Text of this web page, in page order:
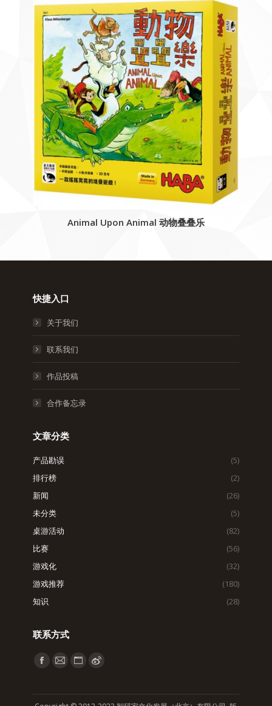
Animal Upon Animal 动物叠叠乐
快捷入口
关于我们
联系我们
作品投稿
合作备忘录
文章分类
产品勘误
(5)
排行榜
(2)
新闻
(26)
未分类
(5)
桌游活动
(82)
比赛
(56)
游戏化
(32)
游戏推荐
(180)
知识
(28)
联系方式
找到我们：
Facebook
Mail WebsiteWeibo